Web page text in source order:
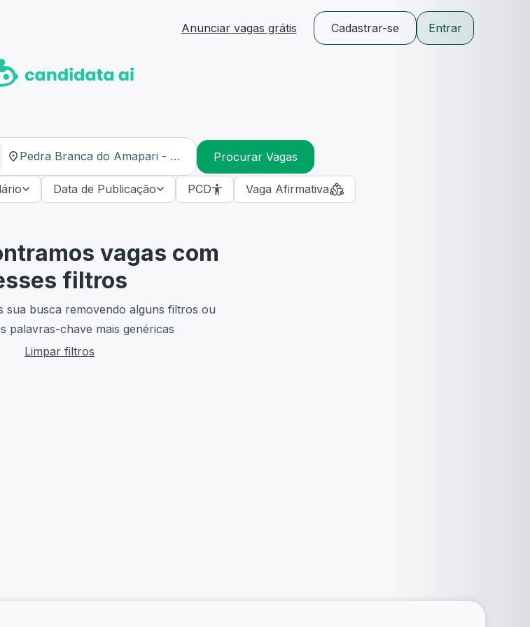
Anunciar vagas grátis Cadastrar-se Entrar
Procurar Vagas
Data de Publicação PCD Vaga Afirmativa
vagas com
filtros
sua busca removendo alguns filtros ou
palavras-chave mais genéricas
Limpar filtros